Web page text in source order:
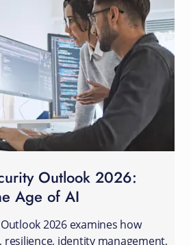
Outlook 2026:
Age of AI
2026 examines how
resilience, identity management,